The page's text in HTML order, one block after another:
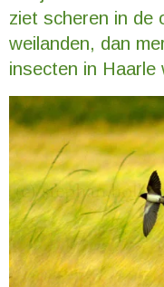
ziet scheren in de
weilanden, dan
insecten in Haarle